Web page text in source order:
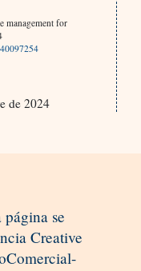
management for
de 2024
se
Creative